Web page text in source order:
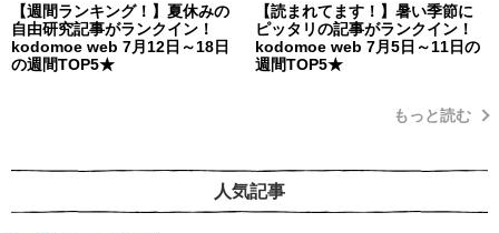
【週間ランキング！】夏休みの
自由研究記事がランクイン！
kodomoe web 7月12日～18日
の週間TOP5★
【読まれてます！】暑い季節に
ピッタリの記事がランクイン！
kodomoe web 7月5日～11日の
週間TOP5★
もっと読む
人気記事